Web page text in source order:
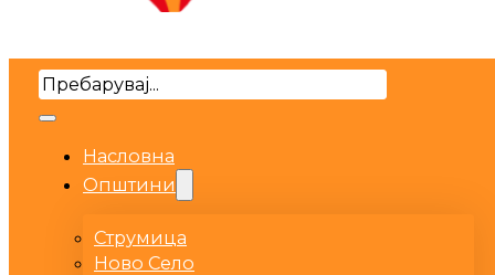
Search
Насловна
Општини
Струмица
Ново Село